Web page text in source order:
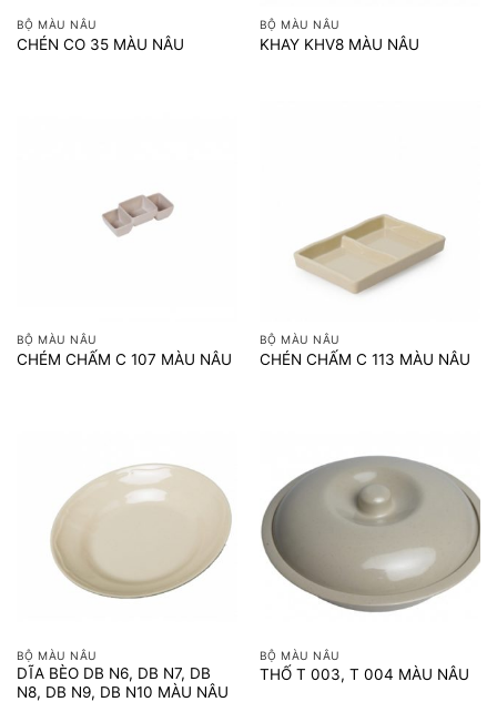
BỘ MÀU NÂU
CHÉN CO 35 MÀU NÂU
BỘ MÀU NÂU
KHAY KHV8 MÀU NÂU
BỘ MÀU NÂU
CHÉM CHẤM C 107 MÀU NÂU
BỘ MÀU NÂU
CHÉN CHẤM C 113 MÀU NÂU
BỘ MÀU NÂU
DĨA BÈO DB N6, DB N7, DB
N8, DB N9, DB N10 MÀU NÂU
BỘ MÀU NÂU
THỐ T 003, T 004 MÀU NÂU